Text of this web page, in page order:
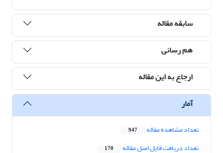
سابقه مقاله
هم رسانی
ارجاع به این مقاله
آمار
تعداد مشاهده مقاله 947
تعداد دریافت فایل اصل مقاله 170